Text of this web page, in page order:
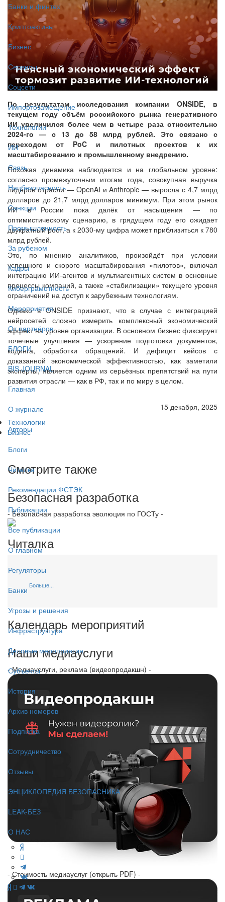
Банки и финтех
Криптоактивы
Бизнес
Сервисы
Соцсети
Импортозамещение
Технологии
ИИ
Связь
Нацбезопасность
Санкции
Промышленность
За рубежом
Кадры
Киберграмотность
Мероприятия
От партнёров
БЛОГИ
BIS JOURNAL
Главная
О журнале
Авторы
Блоги
Читалка
Рекомендации ФСТЭК
Публикации
Все публикации
О главном
Регуляторы
Банки
Угрозы и решения
Инфраструктура
Деловые мероприятия
Субъекты
История
Архив номеров
Подписка
Сотрудничество
Отзывы
ЭНЦИКЛОПЕДИЯ БЕЗОПАСНИКА
LEAK-БЕЗ
О НАС
По результатам исследования компании ONSIDE, в
текущем году объём российского рынка генеративного
ИИ увеличился более чем в четыре раза относительно
2024-го — с 13 до 58 млрд рублей. Это связано с
переходом от PoC и пилотных проектов к их
масштабированию и промышленному внедрению.
Похожая динамика наблюдается и на глобальном уровне:
согласно промежуточным итогам года, совокупная выручка
лидеров отрасли — OpenAI и Anthropic — выросла с 4,7 млрд
долларов до 21,7 млрд долларов минимум. При этом рынок
ИИ в России пока далёк от насыщения — по
оптимистическому сценарию, в грядущем году его ожидает
двукратный рост, а к 2030-му цифра может приблизиться к 780
млрд рублей.
Это, по мнению аналитиков, произойдёт при условии
успешного и скорого масштабирования «пилотов», включая
интеграцию ИИ-агентов и мультиагентных систем в основные
процессы компаний, а также «стабилизации» текущего уровня
ограничений на доступ к зарубежным технологиям.
Однако в ONSIDE признают, что в случае с интеграцией
нейросетей сложно измерить комплексный экономический
эффект на уровне организации. В основном бизнес фиксирует
точечные улучшения — ускорение подготовки документов,
кодинга, обработки обращений. И дефицит кейсов с
доказанной экономической эффективностью, как заметили
эксперты, является одним из серьёзных препятствий на пути
развития отрасли — как в РФ, так и по миру в целом.
15 декабря, 2025
Технологии
Бизнес
Смотрите также
Безопасная разработка
- Безопасная разработка эволюция по ГОСТу -
Читалка
Больше...
Календарь мероприятий
Наши медиауслуги
- Медиауслуги, реклама (видеопродакшн) -
- Стоимость медиауслуг (открыть PDF) -